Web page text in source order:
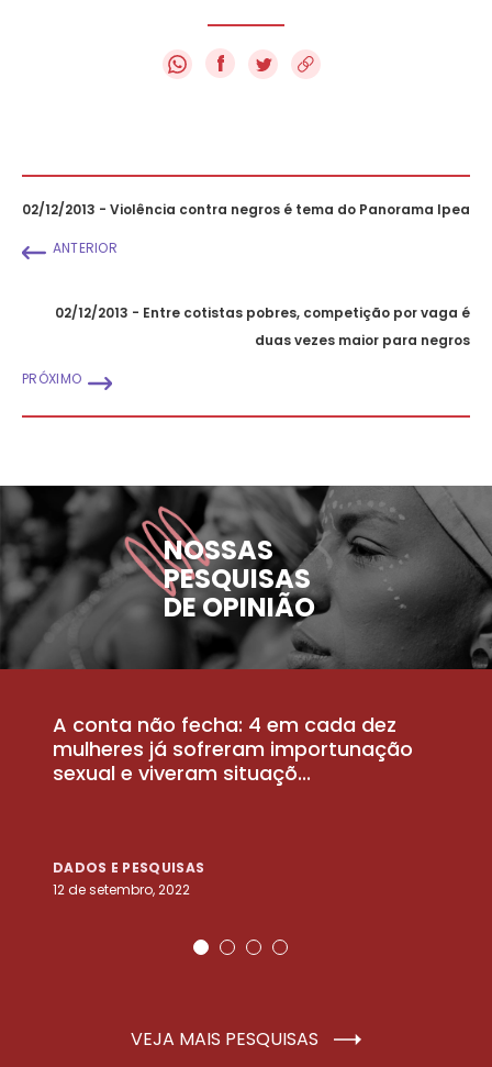
f
02/12/2013 - Violência contra negros é tema do Panorama Ipea
ANTERIOR
02/12/2013 - Entre cotistas pobres, competição por vaga é
duas vezes maior para negros
PRÓXIMO
NOSSAS
PESQUISAS
DE OPINIÃO
A conta não fecha: 4 em cada dez
mulheres já sofreram importunação
sexual e viveram situaçõ...
DADOS E PESQUISAS
12 de setembro, 2022
VEJA MAIS PESQUISAS